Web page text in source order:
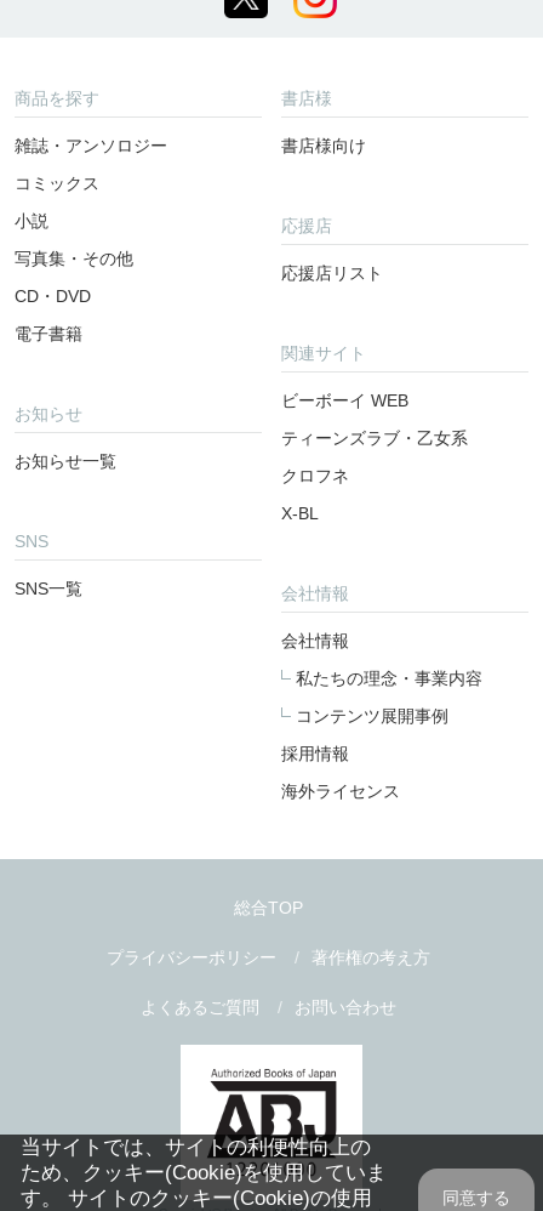
商品を探す
雑誌・アンソロジー
コミックス
小説
写真集・その他
CD・DVD
電子書籍
お知らせ
お知らせ一覧
SNS
SNS一覧
書店様
書店様向け
応援店
応援店リスト
関連サイト
ビーボーイ WEB
ティーンズラブ・乙女系
クロフネ
X-BL
会社情報
会社情報
私たちの理念・事業内容
コンテンツ展開事例
採用情報
海外ライセンス
総合TOP
プライバシーポリシー 著作権の考え方
よくあるご質問 お問い合わせ
当サイトでは、サイトの利便性向上の
ため、クッキー(Cookie)を使用していま
す。 サイトのクッキー(Cookie)の使用
同意する